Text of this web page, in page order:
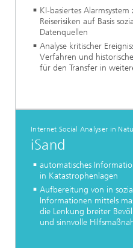
KI-basiertes
Reiserisiken auf Basis
Datenquellen
Analyse kritischer
Verfahren und
für den Transfer in
Internet Social Analyser in
iSand
automatisches
in Katastrophenlagen
Aufbereitung von in
Informationen mittels
die Lenkung breiter
und sinnvolle